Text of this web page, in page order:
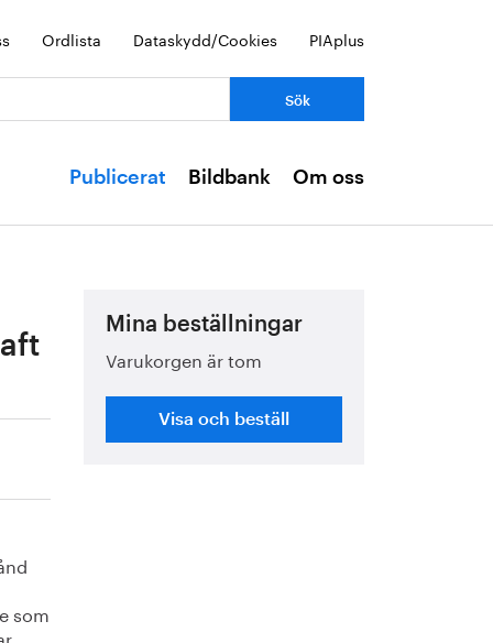
Ordlista Dataskydd/Cookies PIAplus
Publicerat Bildbank Om oss
som
Mina beställningar
Varukorgen är tom
Visa och beställ